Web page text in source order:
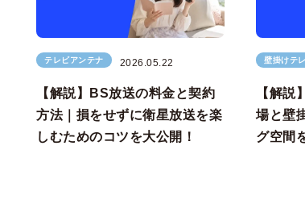
テレビアンテナ 2026.05.22
【解説】BS放送の料金と契約
方法｜損をせずに衛星放送を楽
しむためのコツを大公開！
壁掛けテ
【解説
場と壁
グ空間